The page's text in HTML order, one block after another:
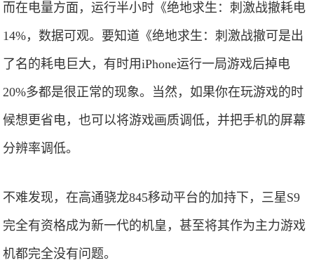
而在电量方面，运行半小时《绝地求生：刺激战撤耗电
14%，数据可观。要知道《绝地求生：刺激战撤可是出
了名的耗电巨大，有时用iPhone运行一局游戏后掉电
20%多都是很正常的现象。当然，如果你在玩游戏的时
候想更省电，也可以将游戏画质调低，并把手机的屏幕
分辨率调低。
不难发现，在高通骁龙845移动平台的加持下，三星S9
完全有资格成为新一代的机皇，甚至将其作为主力游戏
机都完全没有问题。